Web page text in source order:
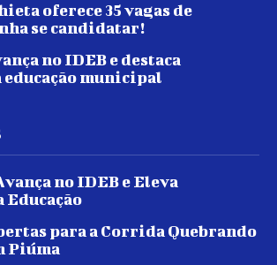
oferece 35 vagas de
se candidatar!
no IDEB e destaca
educação municipal
no IDEB e Eleva
Educação
para a Corrida Quebrando
Piúma